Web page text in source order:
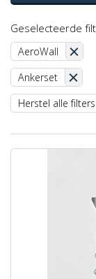
Geselecteerde
AeroWall
Ankerset
Herstel alle filters